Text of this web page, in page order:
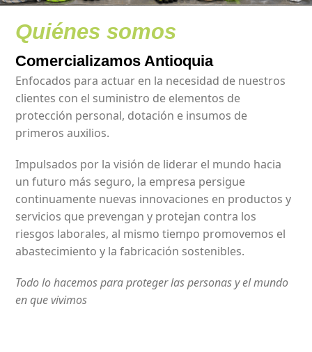
Quiénes somos
Comercializamos Antioquia
Enfocados para actuar en la necesidad de nuestros
clientes con el suministro de elementos de
protección personal, dotación e insumos de
primeros auxilios.
Impulsados por la visión de liderar el mundo hacia
un futuro más seguro, la empresa persigue
continuamente nuevas innovaciones en productos y
servicios que prevengan y protejan contra los
riesgos laborales, al mismo tiempo promovemos el
abastecimiento y la fabricación sostenibles.
Todo lo hacemos para proteger las personas y el mundo
en que vivimos